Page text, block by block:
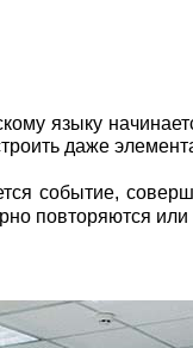
языку
даже
событие,
повторяются